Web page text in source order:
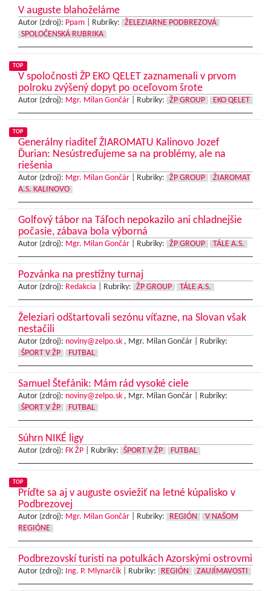
V auguste blahoželáme
Autor (zdroj): Ppam Rubriky:
ŽELEZIARNE PODBREZOVÁ
SPOLOČENSKÁ RUBRIKA
TOP
V spoločnosti ŽP EKO QELET zaznamenali v prvom
polroku zvýšený dopyt po oceľovom šrote
Autor (zdroj): Mgr. Milan Gončár Rubriky: ŽP GROUP EKO QELET
TOP
Generálny riaditeľ ŽIAROMATU Kalinovo Jozef
Ďurian: Nesústreďujeme sa na problémy, ale na
riešenia
Autor (zdroj): Mgr. Milan Gončár Rubriky: ŽP GROUP
ŽIAROMAT
A.S. KALINOVO
Golfový tábor na Táľoch nepokazilo ani chladnejšie
počasie, zábava bola výborná
Autor (zdroj): Mgr. Milan Gončár Rubriky: ŽP GROUP TÁLE A.S.
Pozvánka na prestížny turnaj
Autor (zdroj): Redakcia Rubriky: ŽP GROUP TÁLE A.S.
Železiari odštartovali sezónu víťazne, na Slovan však
nestačili
Autor (zdroj): noviny@zelpo.sk , Mgr. Milan Gončár |
Rubriky:
ŠPORT V ŽP
FUTBAL
Samuel Štefánik: Mám rád vysoké ciele
Autor (zdroj): noviny@zelpo.sk , Mgr. Milan Gončár |
Rubriky:
ŠPORT V ŽP
FUTBAL
Súhrn NIKÉ ligy
Autor (zdroj): FK ŽP Rubriky: ŠPORT V ŽP FUTBAL
TOP
Príďte sa aj v auguste osviežiť na letné kúpalisko v
Podbrezovej
Autor (zdroj): Mgr. Milan Gončár Rubriky: REGIÓN
V NAŠOM
REGIÓNE
Podbrezovskí turisti na potulkách Azorskými ostrovmi
Autor (zdroj): Ing. P. Mlynarčík Rubriky: REGIÓN ZAUJÍMAVOSTI